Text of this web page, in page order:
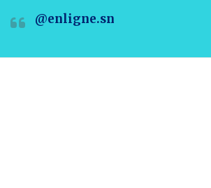
@enligne.sn